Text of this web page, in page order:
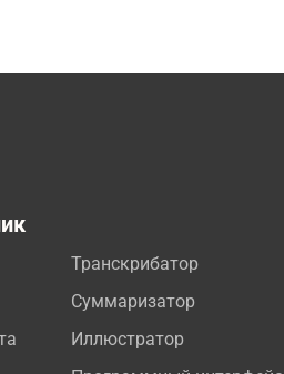
Транскрибатор
Суммаризатор
Иллюстратор